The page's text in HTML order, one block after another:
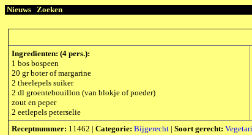
Nieuws Zoeken
Ingredienten: (4 pers.):
1 bos bospeen
20 gr boter of margarine
2 theelepels suiker
2 dl groentebouillon (van blokje of poeder)
zout en peper
2 eetlepels peterselie
Receptnummer: 11462 | Categorie: Bijgerecht | Soort gerecht: